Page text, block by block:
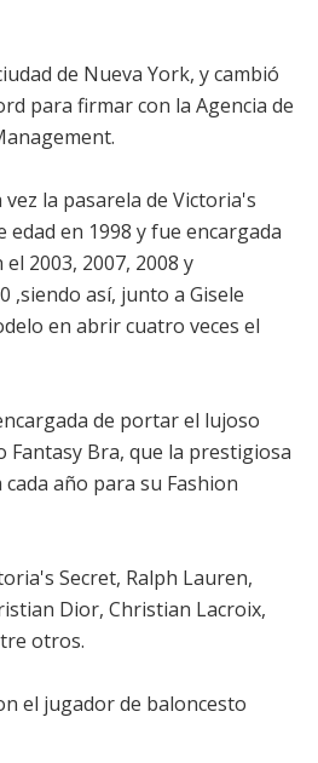
de Nueva York, y cambió
para firmar con la Agencia de
la pasarela de Victoria's
edad en 1998 y fue encargada
2003, 2007, 2008 y
,siendo así, junto a Gisele
en abrir cuatro veces el
de portar el lujoso
Fantasy Bra, que la prestigiosa
año para su Fashion
Secret, Ralph Lauren,
Dior, Christian Lacroix,
otros.
el jugador de baloncesto